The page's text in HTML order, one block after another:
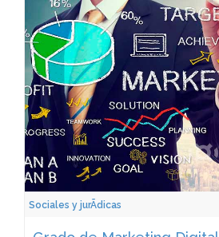
Sociales y jurÃ­dicas